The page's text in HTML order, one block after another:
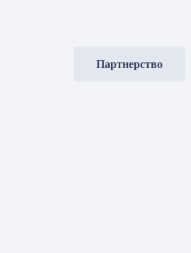
Партнерство